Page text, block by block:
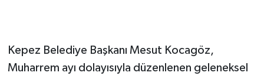
Kepez Belediye Başkanı Mesut Kocagöz,
Muharrem ayı dolayısıyla düzenlenen geleneksel
GÜNDEM